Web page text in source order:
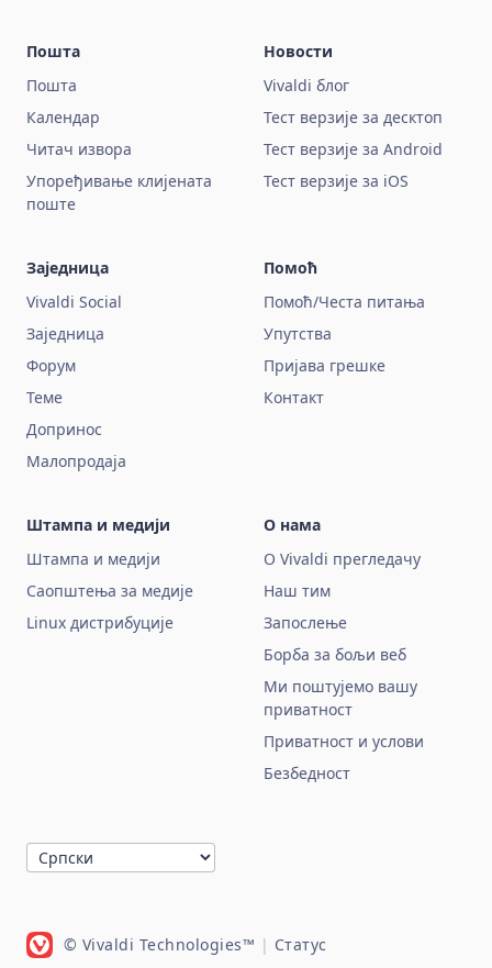
Пошта
Пошта
Календар
Читач извора
Упоређивање клијената
поште
Новости
Vivaldi блог
Тест верзије за десктоп
Тест верзије за Android
Тест верзије за iOS
Заједница
Vivaldi Social
Заједница
Форум
Теме
Допринос
Малопродаја
Помоћ
Помоћ/Честа питања
Упутства
Пријава грешке
Контакт
Штампа и медији
Штампа и медији
Саопштења за медије
Linux дистрибуције
О нама
О Vivaldi прегледачу
Наш тим
Запослење
Борба за бољи веб
Ми поштујемо вашу
приватност
Приватност и услови
Безбедност
© Vivaldi Technologies™ | Статус